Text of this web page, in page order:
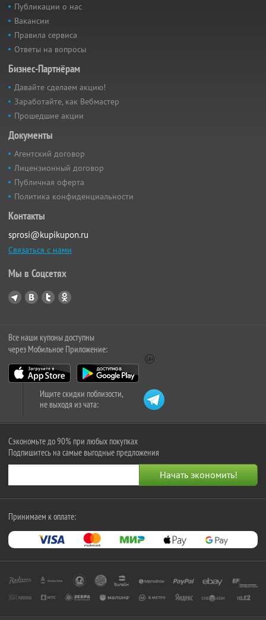
Публикации о нас
Вакансии
Правила сервиса
Ответы на вопросы
Бизнес-Партнёрам
Давайте сделаем акцию!
Заработайте, как Вебмастер
Прошедшие акции
Документы
Агентский договор
Лицензионный договор
Публичная оферта
Политика конфиденциальности
Контакты
sprosi@kupikupon.ru
Связаться с нами
Мы в Соцсетях
Все наши купоны доступны
через Мобильное Приложение:
Ищите скидки поблизости,
не выходя из чата:
Сэкономьте до 90% при любых покупках
Подпишитесь на самые выгодные предложения
Принимаем к оплате: